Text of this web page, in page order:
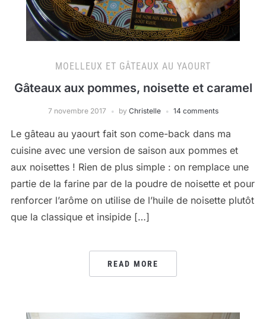
MOELLEUX ET GÂTEAUX AU YAOURT
Gâteaux aux pommes, noisette et caramel
7 novembre 2017 by Christelle 14 comments
Le gâteau au yaourt fait son come-back dans ma
cuisine avec une version de saison aux pommes et
aux noisettes ! Rien de plus simple : on remplace une
partie de la farine par de la poudre de noisette et pour
renforcer l’arôme on utilise de l’huile de noisette plutôt
que la classique et insipide […]
READ MORE